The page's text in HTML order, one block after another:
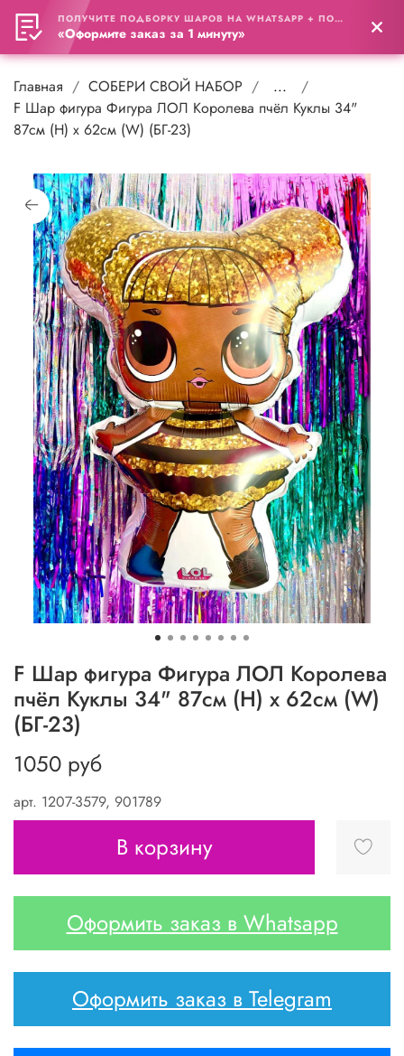
0
Главная СОБЕРИ СВОЙ НАБОР
...
F Шар фигура Фигура ЛОЛ Королева пчёл Куклы 34"
87см (H) х 62см (W) (БГ-23)
арт. 1207-3579, 901789
F Шар фигура Фигура ЛОЛ Королева
пчёл Куклы 34" 87см (H) х 62см (W)
(БГ-23)
1050 руб
В корзину
Оформить заказ в Whatsapp
Оформить заказ в Telegram
ПОЛУЧИТЕ ПОДБОРКУ ШАРОВ НА WHATSAPP + ПОДАРОК
«Оформите заказ за 1 минуту»